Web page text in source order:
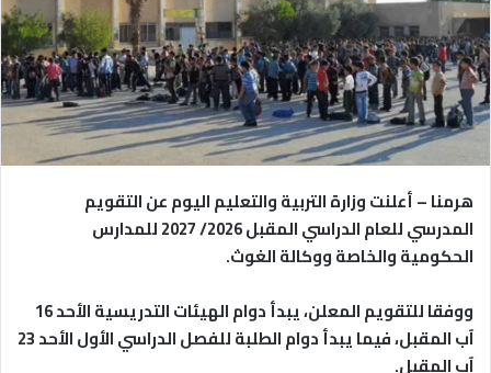
هرمنا – أعلنت وزارة التربية والتعليم اليوم عن التقويم
المدرسي للعام الدراسي المقبل 2026/ 2027 للمدارس
الحكومية والخاصة ووكالة الغوث.
ووفقا للتقويم المعلن، يبدأ دوام الهيئات التدريسية الأحد 16
آب المقبل، فيما يبدأ دوام الطلبة للفصل الدراسي الأول الأحد 23
آب المقبل.